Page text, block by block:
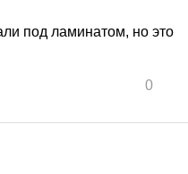
под ламинатом, но это
0